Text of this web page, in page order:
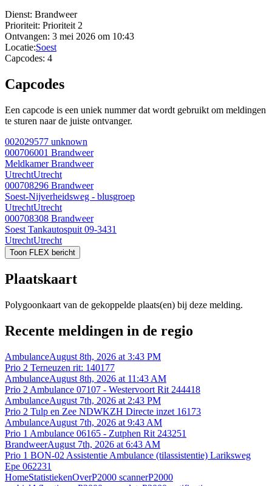
Dienst: Brandweer
Prioriteit: Prioriteit 2
Ontvangen: 3 mei 2026 om 10:43
Locatie:Soest
Capcodes: 4
Capcodes
Een capcode is een uniek nummer dat wordt gebruikt om meldingen
te sturen naar de juiste ontvanger.
002029577 unknown
000706001 Brandweer
Meldkamer Brandweer
UtrechtUtrecht
000708296 Brandweer
Soest-Nijverheidsweg - blusgroep
UtrechtUtrecht
000708308 Brandweer
Soest Tankautospuit 09-3431
UtrechtUtrecht
Toon FLEX bericht
Plaatskaart
Polygoonkaart van de gekoppelde plaats(en) bij deze melding.
Recente meldingen in de regio
AmbulanceAugust 8th, 2026 at 3:43 PM
Prio 2 Terneuzen rit: 140177
AmbulanceAugust 8th, 2026 at 11:43 AM
Prio 2 Ambulance 07107 - Westervoort Rit 244418
AmbulanceAugust 7th, 2026 at 2:43 PM
Prio 2 Tulp en Zee NDWKZH Directe inzet 16173
AmbulanceAugust 7th, 2026 at 9:43 AM
Prio 1 Ambulance 06165 - Zutphen Rit 243251
BrandweerAugust 7th, 2026 at 6:43 AM
Prio 1 BON-02 Assistentie Ambulance (tilassistentie) Lariksweg
Epe 062231
HomeStatistiekenOverP2000 scannerP2000